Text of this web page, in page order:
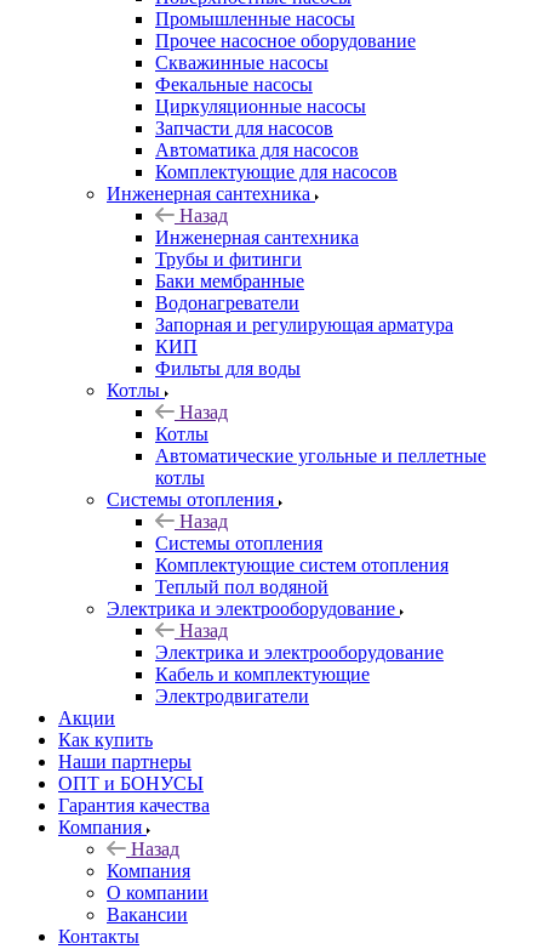
Промышленные насосы
Прочее насосное оборудование
Скважинные насосы
Фекальные насосы
Циркуляционные насосы
Запчасти для насосов
Автоматика для насосов
Комплектующие для насосов
Инженерная сантехника
Назад
Инженерная сантехника
Трубы и фитинги
Баки мембранные
Водонагреватели
Запорная и регулирующая арматура
КИП
Фильты для воды
Котлы
Назад
Котлы
Автоматические угольные и пеллетные
котлы
Системы отопления
Назад
Системы отопления
Комплектующие систем отопления
Теплый пол водяной
Электрика и электрооборудование
Назад
Электрика и электрооборудование
Кабель и комплектующие
Электродвигатели
Акции
Как купить
Наши партнеры
ОПТ и БОНУСЫ
Гарантия качества
Компания
Назад
Компания
О компании
Вакансии
Контакты